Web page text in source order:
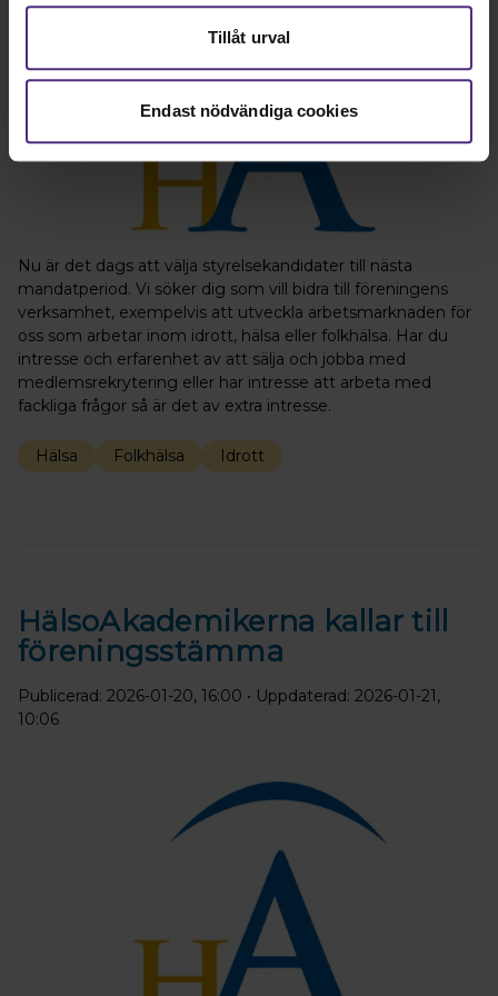
Tillåt urval
Endast nödvändiga cookies
Nu är det dags att välja styrelsekandidater till nästa
mandatperiod. Vi söker dig som vill bidra till föreningens
verksamhet, exempelvis att utveckla arbetsmarknaden för
oss som arbetar inom idrott, hälsa eller folkhälsa. Har du
intresse och erfarenhet av att sälja och jobba med
medlemsrekrytering eller har intresse att arbeta med
fackliga frågor så är det av extra intresse.
Hälsa Folkhälsa Idrott
HälsoAkademikerna kallar till
föreningsstämma
Publicerad: 2026-01-20, 16:00 • Uppdaterad: 2026-01-21,
10:06